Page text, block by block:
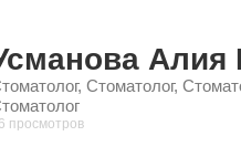
Стоматолог,
просмотров